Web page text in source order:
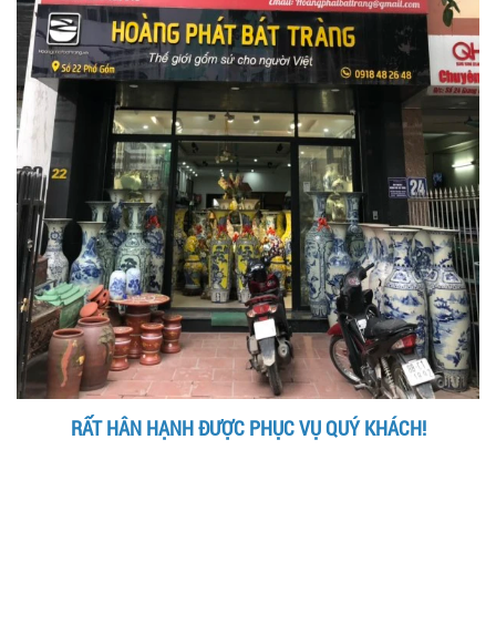
RẤT HÂN HẠNH ĐƯỢC PHỤC VỤ QUÝ KHÁCH!